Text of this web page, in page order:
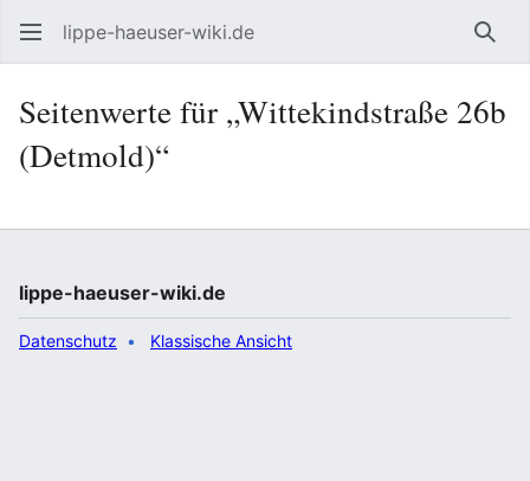
lippe-haeuser-wiki.de
Seitenwerte für „Wittekindstraße 26b
(Detmold)“
lippe-haeuser-wiki.de
Datenschutz Klassische Ansicht